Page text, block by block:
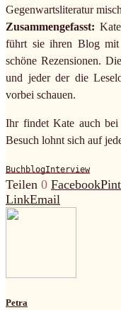
Gegenwartsliteratur
Zusammengefasst:
führt sie ihren Blog
schöne Rezensionen.
und jeder der die
vorbei schauen.
Ihr findet Kate auch bei
Besuch lohnt sich auf
BuchblogInterview
Teilen 0 Facebook
LinkEmail
Petra